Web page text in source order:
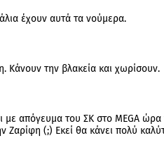
έχουν αυτά τα νούμερα.
την βλακεία και χωρίσουν.
με απόγευμα του ΣΚ στο MEGA
Ζαρίφη (;) Εκεί θα κάνει πολύ